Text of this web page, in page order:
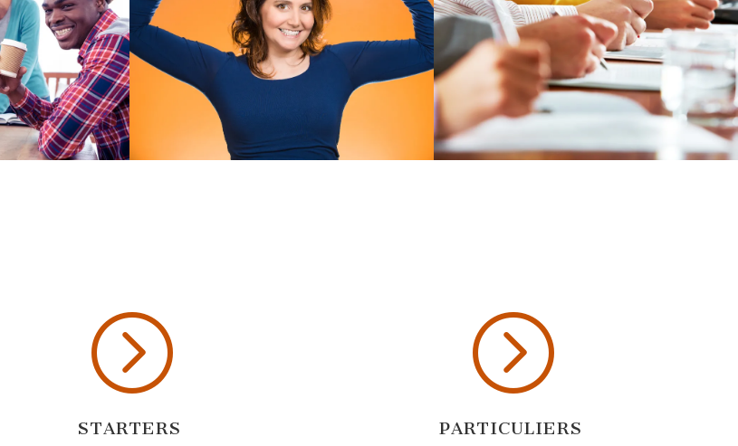
=
STARTERS
=
PARTICULIERS